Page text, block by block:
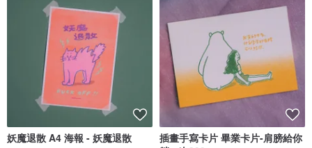
妖魔退散 A4 海報 - 妖魔退散
插畫手寫卡片 畢業卡片-肩膀給你